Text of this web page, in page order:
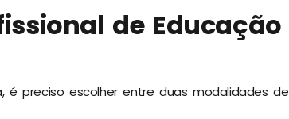
de Educação
é preciso escolher entre duas modalidades de